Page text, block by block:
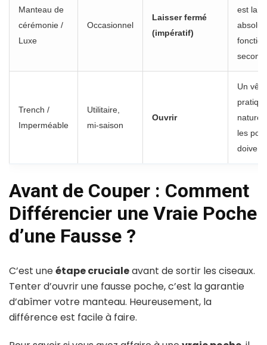
Manteau de
cérémonie /
Luxe
Occasionnel
Laisser fermé
(impératif)
est la
Trench /
Imperméable
Utilitaire,
mi-saison
Ouvrir
Un
nature
les
doivent
Avant de Couper : Comment
Différencier une Vraie Poche
d’une Fausse ?
C’est uneétape crucialeavant de sortir les ciseaux.
Tenter d’ouvrir une fausse poche, c’est la garantie
d’abîmer votre manteau. Heureusement, la
différence est facile à faire.